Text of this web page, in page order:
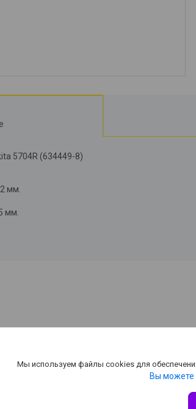
5704R (634449-8)
мм.
мм.
Мы используем файлы cookies для
Вы можете